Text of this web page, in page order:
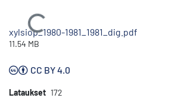
Ladataan...
xylsiop_1980-1981_1981_dig.pdf
11.54 MB
CC BY 4.0
Lataukset 172